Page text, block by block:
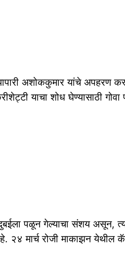
अशोककुमार यांचे अपहरण
याचा शोध घेण्यासाठी गोवा
दुबईला पळून गेल्याचा संशय असून,
२४ मार्च रोजी माकाझन येथील